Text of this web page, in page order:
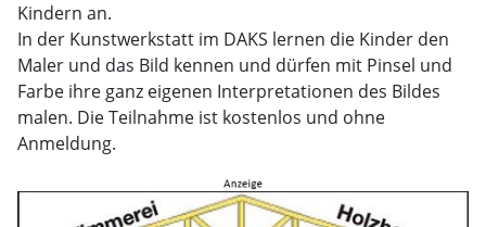
Kindern an.
In der Kunstwerkstatt im DAKS lernen die Kinder den
Maler und das Bild kennen und dürfen mit Pinsel und
Farbe ihre ganz eigenen Interpretationen des Bildes
malen. Die Teilnahme ist kostenlos und ohne
Anmeldung.